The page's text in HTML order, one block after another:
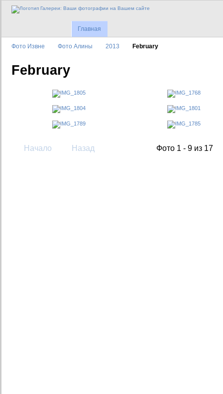
Главная
Фото Извне Фото Алины 2013 February
February
Начало Назад Фото 1 - 9 из 17